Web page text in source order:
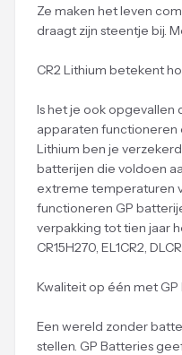
Ze maken het leven
draagt zijn steentje bij.
CR2 Lithium betekent
Is het je ook opgevallen
apparaten functioneren
Lithium ben je
batterijen die voldoen
extreme temperaturen
functioneren GP
verpakking tot tien jaar
CR15H270, EL1CR2,
Kwaliteit op één met GP
Een wereld zonder
stellen. GP Batteries